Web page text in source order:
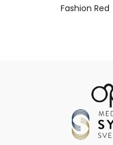
Fashion Red